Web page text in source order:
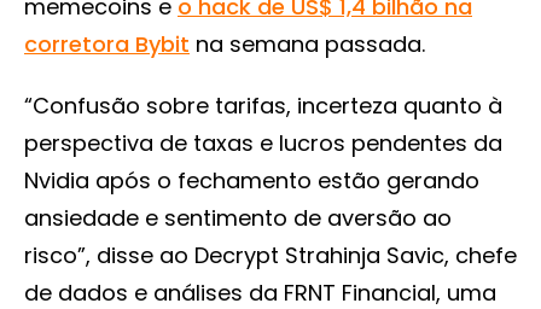
memecoins e o hack de US$ 1,4 bilhão na
corretora Bybit na semana passada.
“Confusão sobre tarifas, incerteza quanto à
perspectiva de taxas e lucros pendentes da
Nvidia após o fechamento estão gerando
ansiedade e sentimento de aversão ao
risco”, disse ao Decrypt Strahinja Savic, chefe
de dados e análises da FRNT Financial, uma